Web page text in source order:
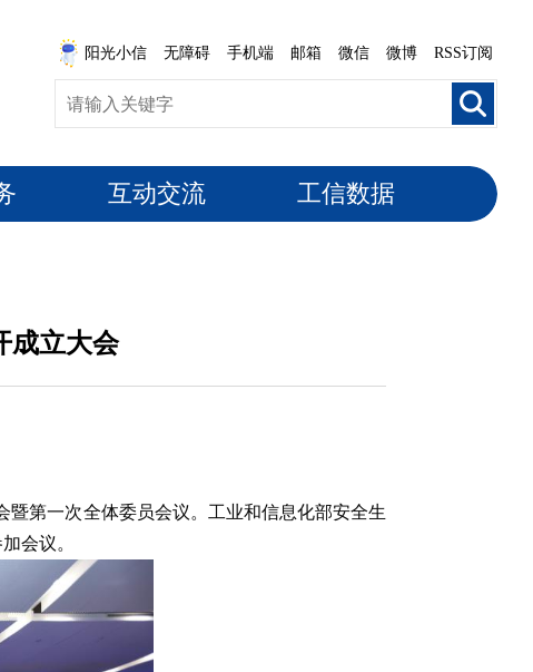
阳光小信 无障碍 手机端 邮箱 微信 微博 RSS订阅
互动交流 工信数据
成立大会
暨第一次全体委员会议。工业和信息化部安全生
会议。